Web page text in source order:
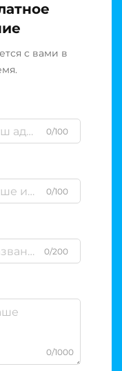
с вами в
0/100
0/100
0/200
0/1000